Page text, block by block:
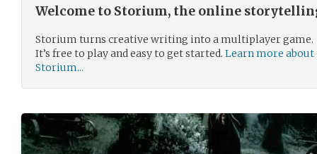
Welcome to Storium, the online
Storium turns creative writing into a multiplayer game.
It’s free to play and easy to get started. Learn more about
Storium...